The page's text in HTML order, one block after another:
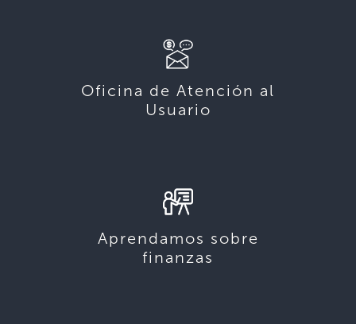
Oficina de Atención al
Usuario
Aprendamos sobre
finanzas